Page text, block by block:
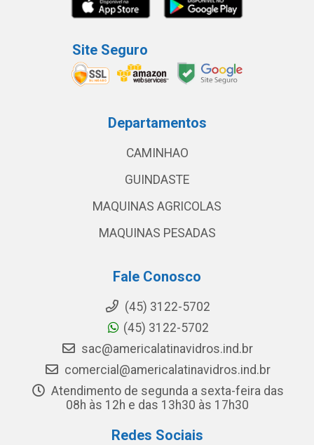
Site Seguro
Departamentos
CAMINHAO
GUINDASTE
MAQUINAS AGRICOLAS
MAQUINAS PESADAS
Fale Conosco
(45) 3122-5702
(45) 3122-5702
sac@americalatinavidros.ind.br
comercial@americalatinavidros.ind.br
Atendimento de segunda a sexta-feira das
08h às 12h e das 13h30 às 17h30
Redes Sociais